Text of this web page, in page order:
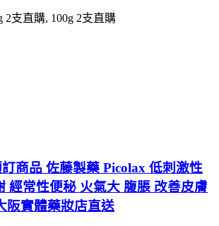
2支直購, 100g 2支直購
訂商品 佐藤製藥 Picolax 低刺激性
經常性便秘 火氣大 腹脹 改善皮膚
阪實體藥妝店直送